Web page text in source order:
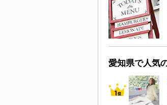
愛知県で人気